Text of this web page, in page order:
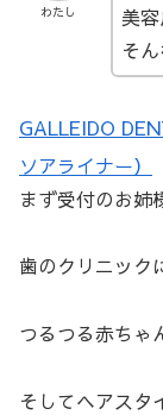
わたし
美
そ
GALLEIDO
ソアライナー）
まず受付のお姉
歯のクリニック
つるつる赤ちゃ
そしてヘアスタ